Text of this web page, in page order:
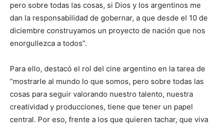
pero sobre todas las cosas, si Dios y los argentinos me
dan la responsabilidad de gobernar, a que desde el 10 de
diciembre construyamos un proyecto de nación que nos
enorgullezca a todos”.
Para ello, destacó el rol del cine argentino en la tarea de
“mostrarle al mundo lo que somos, pero sobre todas las
cosas para seguir valorando nuestro talento, nuestra
creatividad y producciones, tiene que tener un papel
central. Por eso, frente a los que quieren tachar, que viva